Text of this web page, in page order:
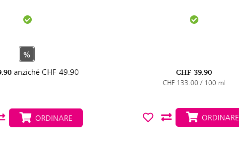
%
anziché CHF 49.90
ORDINARE
CHF 39.90
CHF 133.00 / 100 ml
ORDINARE